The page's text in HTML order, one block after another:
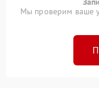
Мы проверим ваше